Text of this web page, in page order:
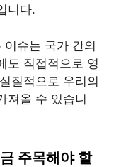
니다.
이슈는 국가 간의
도 직접적으로 영
질적으로 우리의
져올 수 있습니
주목해야 할